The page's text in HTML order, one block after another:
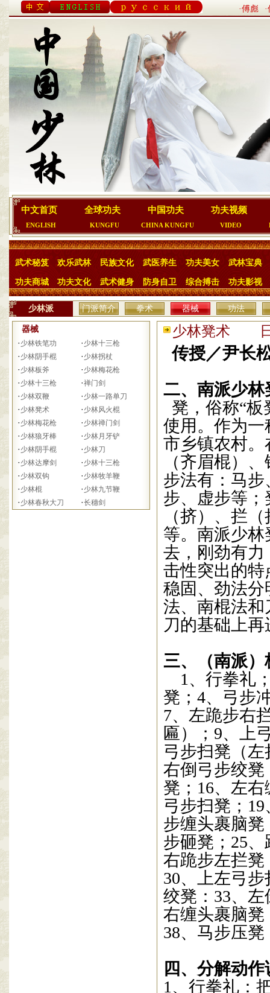
·傅彪
中文首页
ENGLISH
全球功夫
KUNGFU
中国功夫
CHINA KUNGFU
功夫视频
VIDEO
武术秘笈 欢乐武林 民族文化 武医养生 功夫美女 武林宝典
功夫商城 功夫文化 武术健身 防身自卫 综合搏击 功夫影视
少林派 门派简介 拳术 器械 功法
器械
· 少林铁笔功 · 少林十三枪
· 少林阴手棍 · 少林拐杖
· 少林板斧 · 少林梅花枪
· 少林十三枪 ·禅门剑
· 少林双鞭 · 少林一路单刀
· 少林凳术 · 少林风火棍
· 少林梅花枪 · 少林禅门剑
· 少林狼牙棒 · 少林月牙铲
· 少林阴手棍 · 少林刀
· 少林达摩剑 · 少林十三枪
· 少林双钩 · 少林牧羊鞭
· 少林棍 · 少林九节鞭
· 少林春秋大刀 ·长穗剑
少林凳术 日
传授／尹长
二、南派少林
凳，俗称“板
使用。作为
市乡镇农村
（齐眉棍）、
步法有：马
步、虚步等
（挤）、拦
等。南派少
去，刚劲有力
击性突出的
稳固、劲法
法、南棍法
刀的基础上再
三、（南派）
1 、行拳礼
凳； 4、弓步
7、左跪步右
匾）； 9、上
弓步扫凳（左
右倒弓步绞凳
凳； 16、左
弓步扫凳； 19
步缠头裹脑凳
步砸凳； 25、
右跪步左拦凳
30、上左弓步
绞凳： 33、左
右缠头裹脑凳
38、马步压凳
四、分解动
1 、行拳礼：